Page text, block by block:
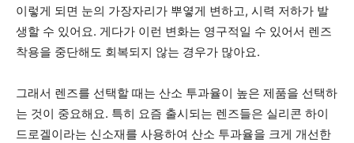
이렇게 되면 눈의 가장자리가 뿌옇게 변하고, 시력 저하가 발
생할 수 있어요. 게다가 이런 변화는 영구적일 수 있어서 렌즈
착용을 중단해도 회복되지 않는 경우가 많아요.
그래서 렌즈를 선택할 때는 산소 투과율이 높은 제품을 선택하
는 것이 중요해요. 특히 요즘 출시되는 렌즈들은 실리콘 하이
드로겔이라는 신소재를 사용하여 산소 투과율을 크게 개선한